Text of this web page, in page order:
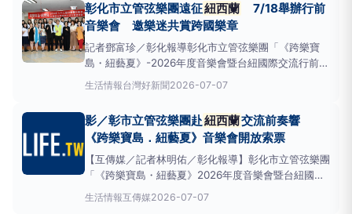
正式亮相，也是2026上半年度的藝
彰化市立管弦樂團遠征紐西蘭
7/18舉辦行前
音樂會 邀樂迷共賞跨國樂章
記者鄧富珍／彰化報導彰化市立管弦樂團「《跨樂寶
島・紐藝夏》-2026年度音樂會暨台紐國際交流行前音
樂會」。彰化市立管弦樂團將於7月18日下午3時，在
國立臺灣交響樂團霧峰演奏廳舉辦《跨樂寶島・紐藝
為樂團8月遠征 紐西蘭參與國際文化交流演出前的重要
暖身公
生活情報台灣好新聞2026-07-07
影／彰市立管弦樂團赴紐西蘭交流前奏響
《跨樂寶島．紐藝夏》音樂會開放索票
【互傳媒／記者林明佑／彰化報導】彰化市立管弦樂團
「《跨樂寶島・紐藝夏》2026年度音樂會暨台紐國際
交流行前音樂會」，訂於7月18日（星期六）下午3
時，在國立臺灣交響樂團霧峰演奏廳隆重登場，這場音
生活情報互傳媒2026-07-07